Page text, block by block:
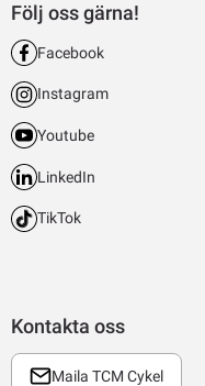
Kontakta oss
Maila TCM Cykel
Följ oss gärna!
Facebook
Instagram
Youtube
LinkedIn
TikTok